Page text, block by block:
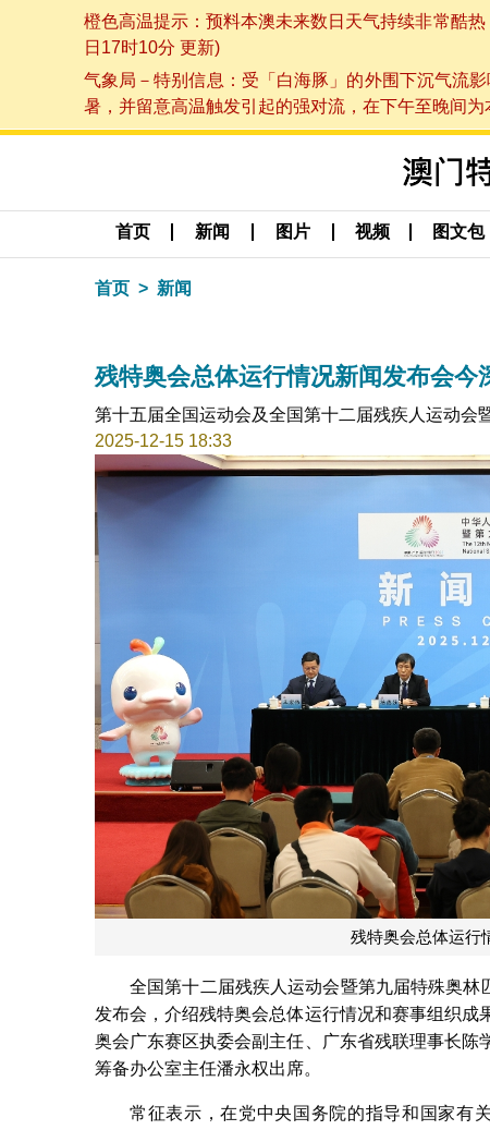
橙色高温提示：预料本澳未来数日天气持续非常酷
日17时10分 更新)
气象局－特别信息：受「白海豚」的外围下沉气流
暑，并留意高温触发引起的强对流，在下午至晚间
首页 新闻 图片 视频 图文包
首页 新闻
残特奥会总体运行情况新闻发布会今
第十五届全国运动会及全国第十二届残疾人运动会
2025-12-15 18:33
残特奥会总体运行
全国第十二届残疾人运动会暨第九届特殊奥林
发布会，介绍残特奥会总体运行情况和赛事组织
奥会广东赛区执委会副主任、广东省残联理事长
筹备办公室主任潘永权出席。
常征表示，在党中央国务院的指导和国家有